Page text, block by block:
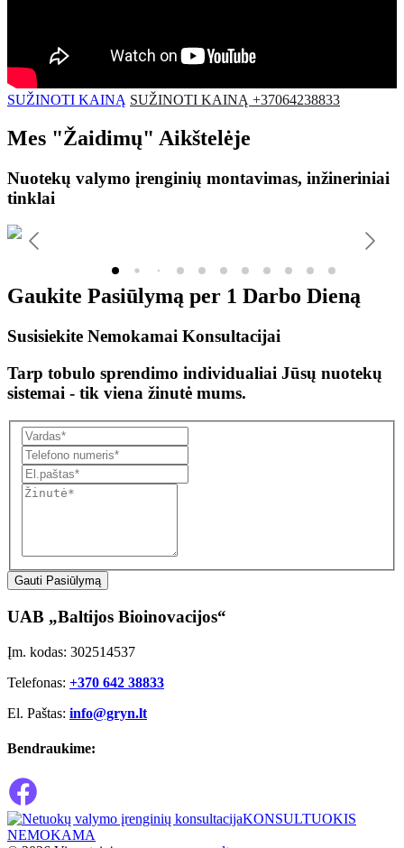
SUŽINOTI KAINĄ SUŽINOTI KAINĄ +37064238833
Mes "Žaidimų" Aikštelėje
Nuotekų valymo įrenginių montavimas, inžineriniai
tinklai
Gaukite Pasiūlymą per 1 Darbo Dieną
Susisiekite Nemokamai Konsultacijai
Tarp tobulo sprendimo individualiai Jūsų nuotekų
sistemai - tik viena žinutė mums.
Gauti Pasiūlymą
UAB „Baltijos Bioinovacijos“
Įm. kodas: 302514537
Telefonas: +370 642 38833
El. Paštas: info@gryn.lt
Bendraukime:
KONSULTUOKIS
NEMOKAMA